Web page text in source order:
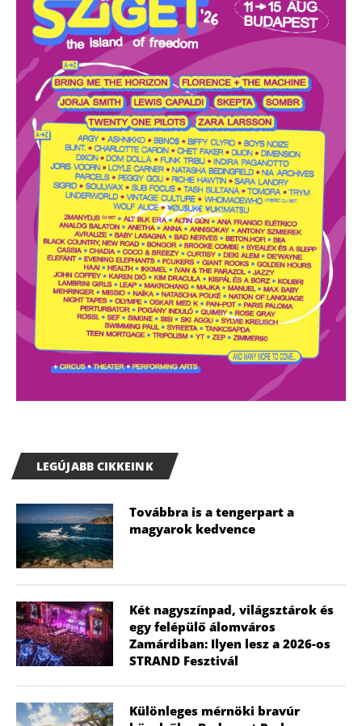
LEGÚJABB CIKKEINK
Továbbra is a tengerpart a
magyarok kedvence
Két nagyszínpad, világsztárok és
egy felépülő álomváros
Zamárdiban: Ilyen lesz a 2026-os
STRAND Fesztivál
Különleges mérnöki bravúr